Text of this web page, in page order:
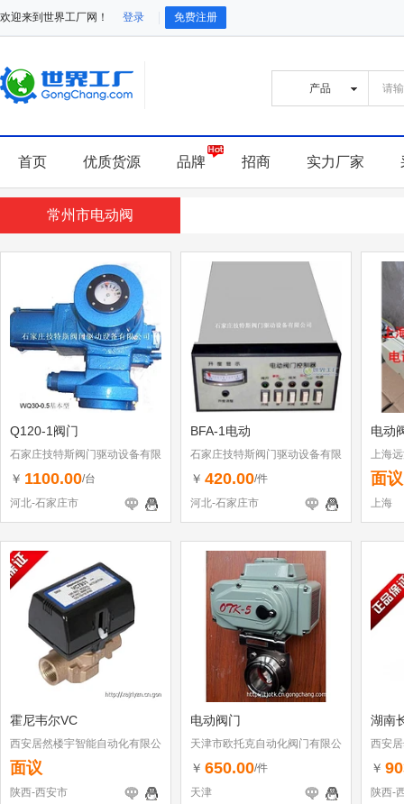
欢迎来到世界工厂网！ 登录 免费注册
首页 优质货源 品牌 招商 实力厂家
常州市电动阀
Q120-1阀门
石家庄技特斯阀门驱动设备有限
公司
￥ 1100.00/台
河北-石家庄市
BFA-1电动
石家庄技特斯阀门驱动设备有限
公司
￥ 420.00/件
河北-石家庄市
电动
上海
面议
上海
霍尼韦尔VC
西安居然楼宇智能自动化有限公
司
面议
陕西-西安市
电动阀门
天津市欧托克自动化阀门有限公
司
￥ 650.00/件
天津
湖南
西安
司
￥
陕西-